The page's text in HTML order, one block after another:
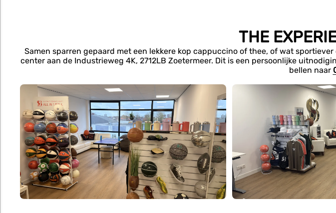
THE
Samen sparren gepaard met een lekkere kop cappuccino of thee, of wat
center aan de Industrieweg 4K, 2712LB Zoetermeer. Dit is een persoonlijke
bellen naar